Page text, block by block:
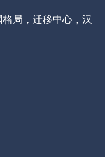
局，迁移中心，汉